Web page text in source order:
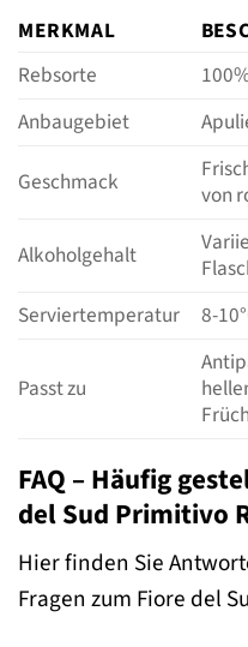
MERKMAL
Rebsorte
Anbaugebiet
Geschmack
von
Alkoholgehalt
Serviertemperatur
8-
Passt zu
FAQ – Häufig
del Sud Primitivo
Hier finden Sie
Fragen zum Fiore del